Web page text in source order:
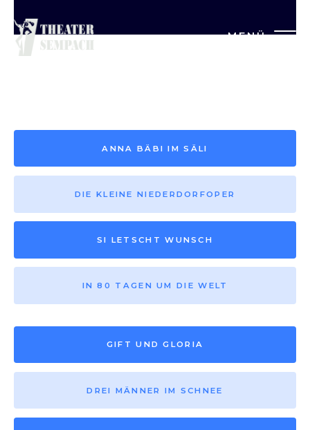
MENÜ
Saison vor 2013
ANNA BÄBI IM SÄLI
DIE KLEINE NIEDERDORFOPER
SI LETSCHT WUNSCH
IN 80 TAGEN UM DIE WELT
GIFT UND GLORIA
DREI MÄNNER IM SCHNEE